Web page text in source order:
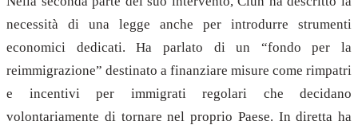
necessità di una legge anche per introdurre strumenti
economici dedicati. Ha parlato di un “fondo per la
reimmigrazione” destinato a finanziare misure come rimpatri
e incentivi per immigrati regolari che decidano
volontariamente di tornare nel proprio Paese. In diretta ha